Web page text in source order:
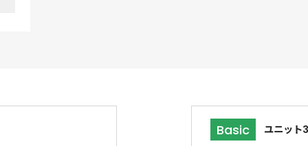
Basic ユニット